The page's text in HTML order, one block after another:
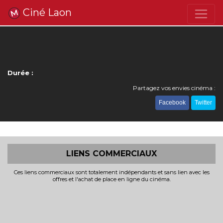
Ciné Laon
Durée :
Partagez vos envies cinéma :
Facebook Twitter
LIENS COMMERCIAUX
Ces liens commerciaux sont totalement indépendants et sans lien avec les
offres et l'achat de place en ligne du cinéma.